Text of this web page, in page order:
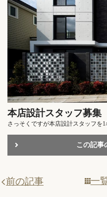
本店設計スタッフ募集
さっそくですが本店設計スタッフを
この記事
前の記事 一